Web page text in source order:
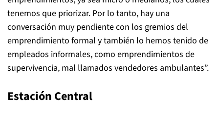
tenemos que priorizar. Por lo tanto, hay una
conversación muy pendiente con los gremios del
emprendimiento formal y también lo hemos tenido de
empleados informales, como emprendimientos de
supervivencia, mal llamados vendedores ambulantes”.
Estación Central